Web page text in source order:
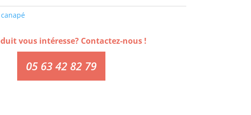
vous intéresse? Contactez-nous !
05 63 42 82 79